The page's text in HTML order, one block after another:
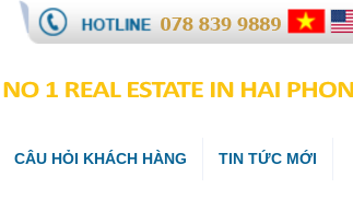
CÂU HỎI KHÁCH HÀNG TIN TỨC MỚI